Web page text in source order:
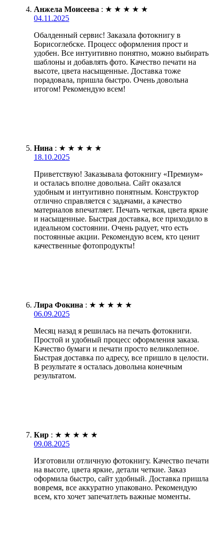
Анжела Моисеева : ★ ★ ★ ★ ★
04.11.2025
Обалденный сервис! Заказала фотокнигу в
Борисоглебске. Процесс оформления прост и
удобен. Все интуитивно понятно, можно выбирать
шаблоны и добавлять фото. Качество печати на
высоте, цвета насыщенные. Доставка тоже
порадовала, пришла быстро. Очень довольна
итогом! Рекомендую всем!
Нина : ★ ★ ★ ★ ★
18.10.2025
Приветствую! Заказывала фотокнигу «Премиум»
и осталась вполне довольна. Сайт оказался
удобным и интуитивно понятным. Конструктор
отлично справляется с задачами, а качество
материалов впечатляет. Печать четкая, цвета яркие
и насыщенные. Быстрая доставка, все приходило в
идеальном состоянии. Очень радует, что есть
постоянные акции. Рекомендую всем, кто ценит
качественные фотопродукты!
Лира Фокина : ★ ★ ★ ★ ★
06.09.2025
Месяц назад я решилась на печать фотокниги.
Простой и удобный процесс оформления заказа.
Качество бумаги и печати просто великолепное.
Быстрая доставка по адресу, все пришло в целости.
В результате я осталась довольна конечным
результатом.
Кир : ★ ★ ★ ★ ★
09.08.2025
Изготовили отличную фотокнигу. Качество печати
на высоте, цвета яркие, детали четкие. Заказ
оформила быстро, сайт удобный. Доставка пришла
вовремя, все аккуратно упаковано. Рекомендую
всем, кто хочет запечатлеть важные моменты.